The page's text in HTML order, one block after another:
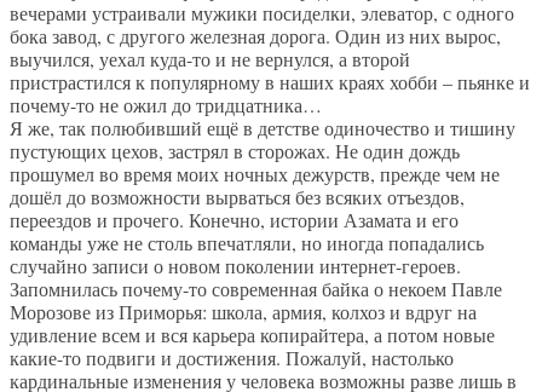
вечерами устраивали мужики посиделки, элеватор, с одного
бока завод, с другого железная дорога. Один из них вырос,
выучился, уехал куда-то и не вернулся, а второй
пристрастился к популярному в наших краях хобби – пьянке и
почему-то не ожил до тридцатника…
Я же, так полюбивший ещё в детстве одиночество и тишину
пустующих цехов, застрял в сторожах. Не один дождь
прошумел во время моих ночных дежурств, прежде чем не
дошёл до возможности вырваться без всяких отъездов,
переездов и прочего. Конечно, истории Азамата и его
команды уже не столь впечатляли, но иногда попадались
случайно записи о новом поколении интернет-героев.
Запомнилась почему-то современная байка о некоем Павле
Морозове из Приморья: школа, армия, колхоз и вдруг на
удивление всем и вся карьера копирайтера, а потом новые
какие-то подвиги и достижения. Пожалуй, настолько
кардинальные изменения у человека возможны разве лишь в